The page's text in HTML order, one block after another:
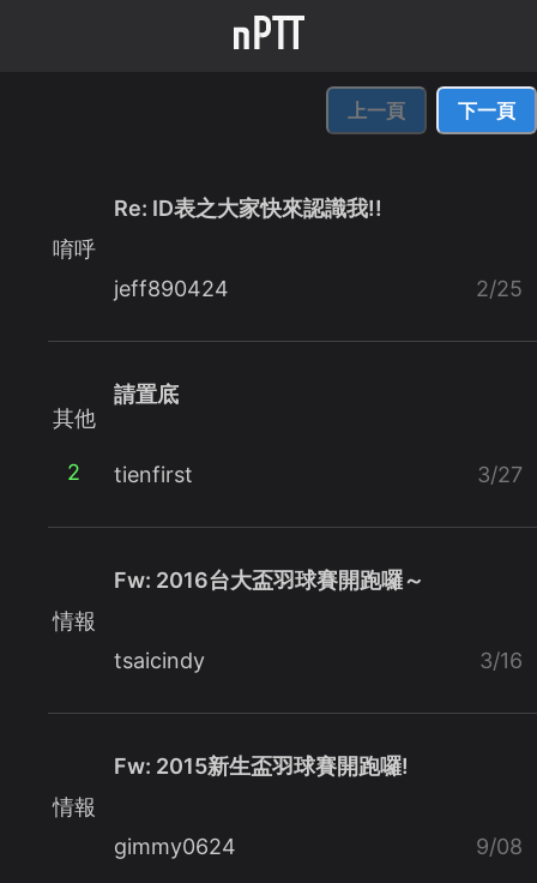
上一頁 下一頁
唷呼
Re: ID表之大家快來認識我!!
jeff890424 2/25
其他
2
請置底
tienfirst 3/27
情報
Fw: 2016台大盃羽球賽開跑囉～
tsaicindy 3/16
情報
Fw: 2015新生盃羽球賽開跑囉!
gimmy0624 9/08